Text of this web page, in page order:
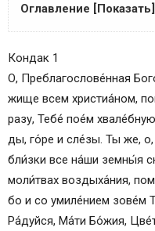
Оглавление [Показать]
ИКОНЫ ЕЯ
Икос 2
Кондак 4
Кондак 1
О, Преблагослове́нная
жи­ще всем христиа́ном,
ра­зу, Те­бе́ по­е́м
ды, го́­ре и сле́зы. Ты же,
бли́зки все на́ши зем­ны́я
мо­ли́т­вах воздыха́ния,
бо и со уми­ле́­нием зо­ве́м
Ра́­дуй­ся, Ма́­ти Бо́­жия,